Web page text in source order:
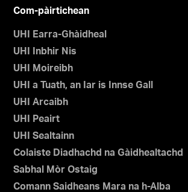
Com-pàirtichean
UHI Earra-Ghàidheal
UHI Inbhir Nis
UHI Moireibh
UHI a Tuath, an Iar is Innse Gall
UHI Arcaibh
UHI Peairt
UHI Sealtainn
Colaiste Diadhachd na Gàidhealtachd
Sabhal Mòr Ostaig
Comann Saidheans Mara na h-Alba